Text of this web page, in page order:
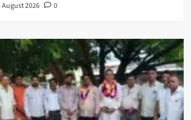
August 2026 0